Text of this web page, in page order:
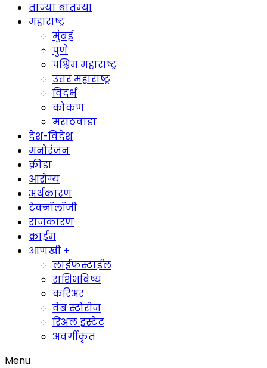
ताज्या बातम्या
महाराष्ट्र
मुंबई
पुणे
पश्चिम महाराष्ट्र
उत्तर महाराष्ट्र
विदर्भ
कोकण
मराठवाडा
देश-विदेश
मनोरंजन
क्रीडा
आरोग्य
अर्थकारण
टेक्नॉलॉजी
राजकारण
क्राईम
आणखी +
लाईफस्टाईल
राशिभविष्य
करिअर
वेब स्टोरीज
रिअल इस्टेट
अवर्गीकृत
Menu